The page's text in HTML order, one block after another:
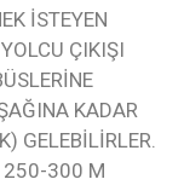
İSTEYEN
ÇIKIŞI
KADAR
GELEBİLİRLER.
250-300 M